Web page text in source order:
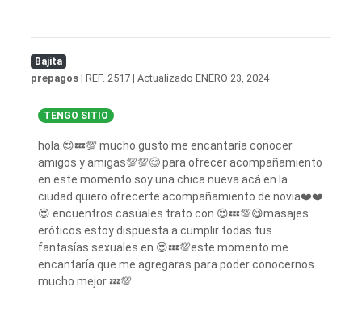
Bajita
prepagos | REF. 2517 | Actualizado ENERO 23, 2024
TENGO SITIO
hola 😍💤💯 mucho gusto me encantaría conocer
amigos y amigas💯💯😋 para ofrecer acompañamiento
en este momento soy una chica nueva acá en la
ciudad quiero ofrecerte acompañamiento de novia❤️❤️
😍 encuentros casuales trato con 😍💤💯😋masajes
eróticos estoy dispuesta a cumplir todas tus
fantasías sexuales en 😍💤💯este momento me
encantaría que me agregaras para poder conocernos
mucho mejor 💤💯